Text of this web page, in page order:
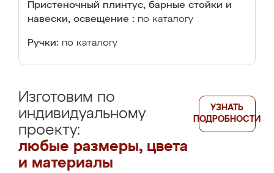
Пристеночный плинтус, барные стойки и
навески, освещение : по каталогу
Ручки: по каталогу
Изготовим по
индивидуальному
проекту:
любые размеры, цвета
и материалы
УЗНАТЬ
ПОДРОБНОСТИ